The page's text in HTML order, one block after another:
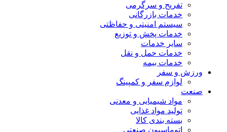
تفریح و سرگرمی
خدمات بازرگانی
سیستم امنیتی و حفاظتی
خدمات پخش و توزیع
سایر خدمات
خدمات حمل و نقل
خدمات بیمه
ورزش و سفر
لوازم سفر و کمپینگ
صنعت
مواد شیمیایی و معدنی
تولید مواد غذایی
بسته بندی کالا
اتوماسیون صنعتی